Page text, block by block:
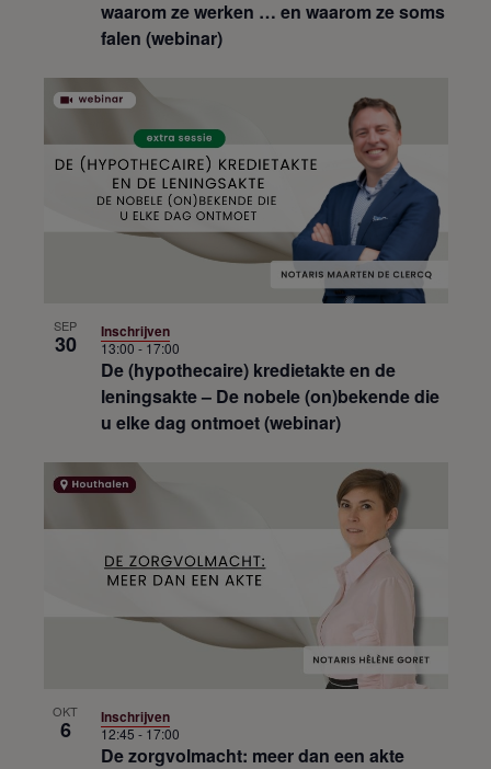
waarom ze werken … en waarom ze soms
falen (webinar)
SEP
30
De (hypothecaire) kredietakte en de
leningsakte – De nobele (on)bekende die
u elke dag ontmoet (webinar)
13:00-17:00
Inschrijven
OKT
6
De zorgvolmacht: meer dan een akte
12:45-17:00
Inschrijven